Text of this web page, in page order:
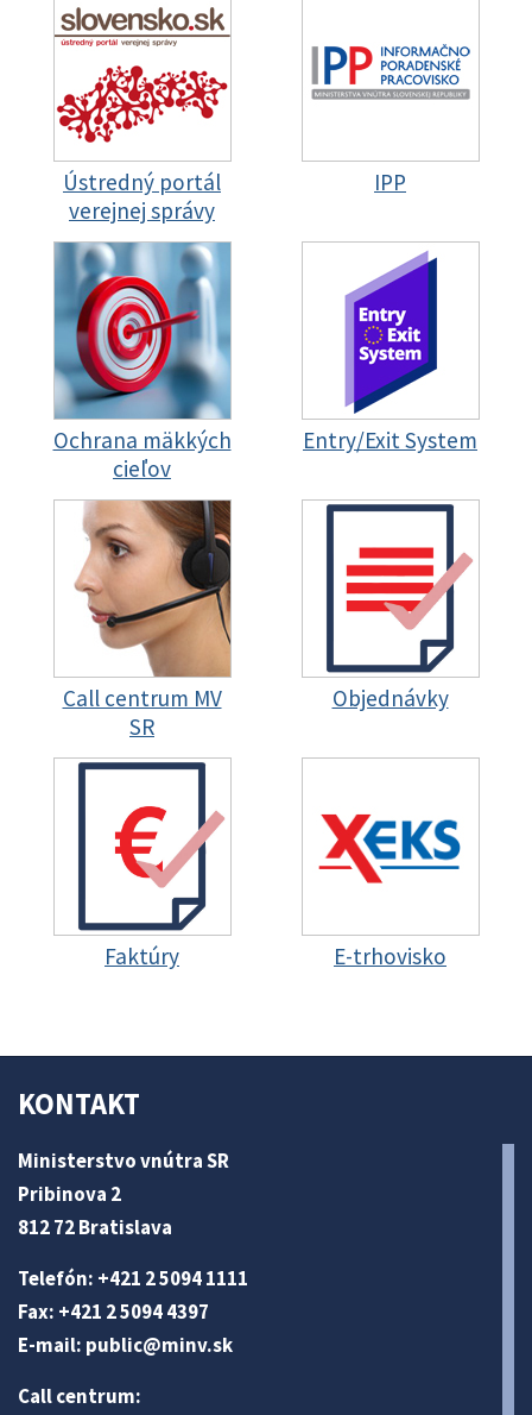
Ústredný portál
verejnej správy
IPP
Ochrana mäkkých
cieľov
Entry/Exit System
Call centrum MV
SR
Objednávky
Faktúry E-trhovisko
KONTAKT
Ministerstvo vnútra SR
Pribinova 2
812 72 Bratislava
Telefón: +421 2 5094 1111
Fax: +421 2 5094 4397
E-mail: public@minv.sk
Call centrum: